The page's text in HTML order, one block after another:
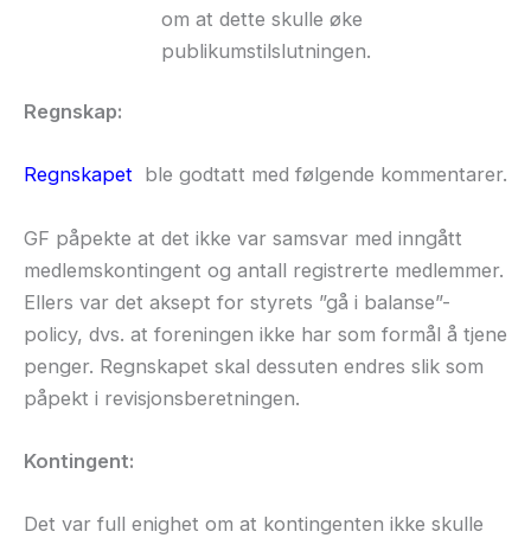
om at dette skulle øke
publikumstilslutningen.
Regnskap:
Regnskapet ble godtatt med følgende kommentarer.
GF påpekte at det ikke var samsvar med inngått
medlemskontingent og antall registrerte medlemmer.
Ellers var det aksept for styrets ”gå i balanse”-
policy, dvs. at foreningen ikke har som formål å tjene
penger. Regnskapet skal dessuten endres slik som
påpekt i revisjonsberetningen.
Kontingent:
Det var full enighet om at kontingenten ikke skulle